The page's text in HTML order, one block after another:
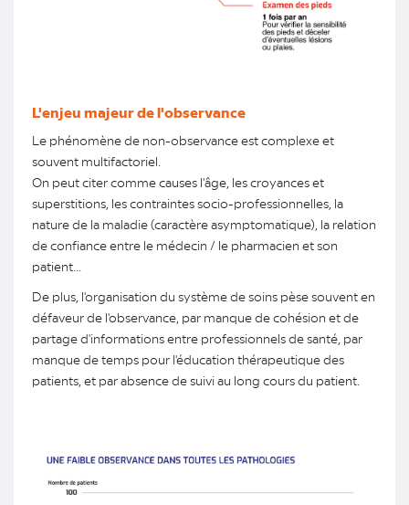
L'enjeu majeur de l'observance
Le phénomène de non-observance est complexe et
souvent multifactoriel.
On peut citer comme causes l'âge, les croyances et
superstitions, les contraintes socio-professionnelles, la
nature de la maladie (caractère asymptomatique), la relation
de confiance entre le médecin / le pharmacien et son
patient...
De plus, l'organisation du système de soins pèse souvent en
défaveur de l'observance, par manque de cohésion et de
partage d'informations entre professionnels de santé, par
manque de temps pour l'éducation thérapeutique des
patients, et par absence de suivi au long cours du patient.